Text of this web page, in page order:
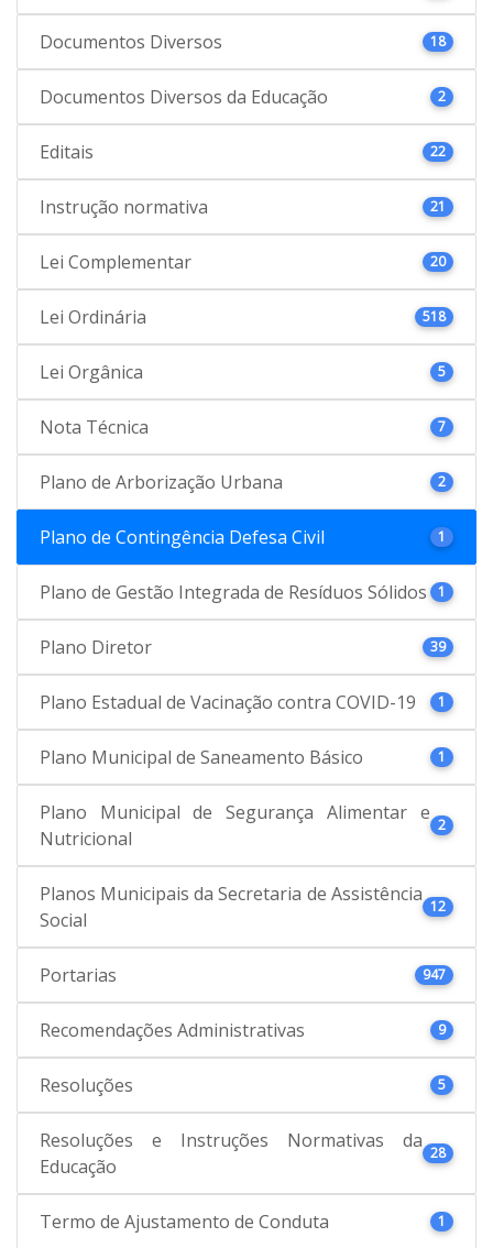
Documentos Diversos 18
Documentos Diversos da Educação 2
Editais 22
Instrução normativa 21
Lei Complementar 20
Lei Ordinária 518
Lei Orgânica 5
Nota Técnica 7
Plano de Arborização Urbana 2
Plano de Contingência Defesa Civil 1
Plano de Gestão Integrada de Resíduos Sólidos 1
Plano Diretor 39
Plano Estadual de Vacinação contra COVID-19 1
Plano Municipal de Saneamento Básico 1
Plano Municipal de Segurança Alimentar e
Nutricional
2
Planos Municipais da Secretaria de Assistência
Social
12
Portarias 947
Recomendações Administrativas 9
Resoluções 5
Resoluções e Instruções Normativas da
Educação
28
Termo de Ajustamento de Conduta 1